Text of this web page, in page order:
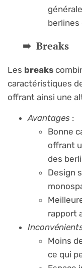
berlines
Breaks
Les breaks
caractéristiques
offrant ainsi une
Avantages :
Bonne
offrant
des
Design
rapport
Moins
ce qui